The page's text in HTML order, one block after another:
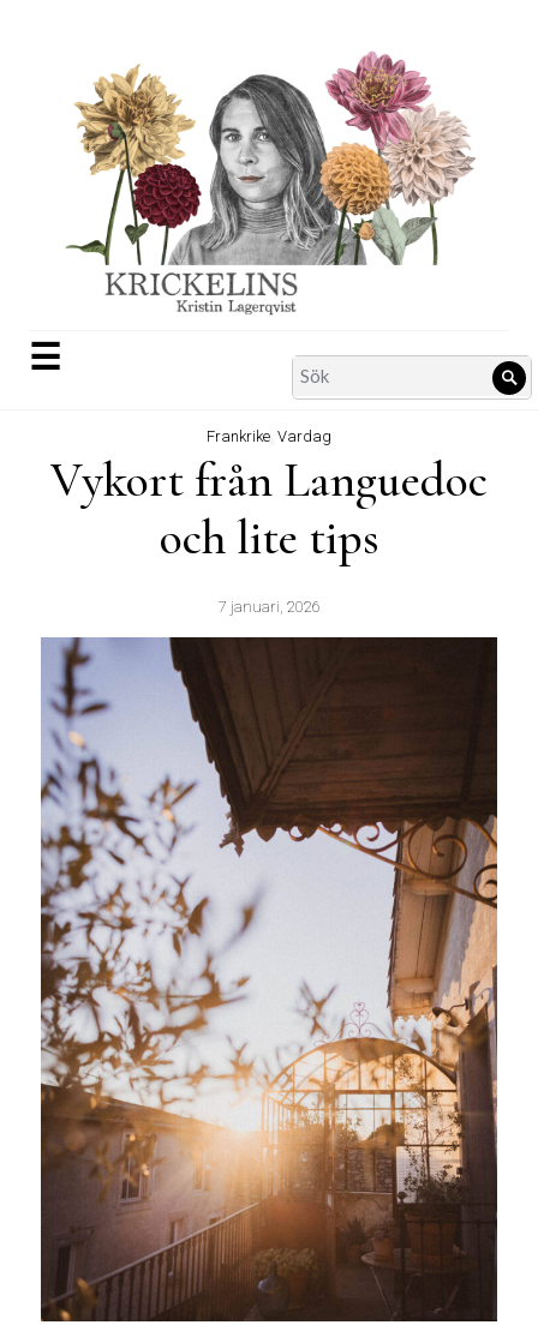
☰
Search
for:
Frankrike Vardag
Vykort från Languedoc
och lite tips
7 januari, 2026